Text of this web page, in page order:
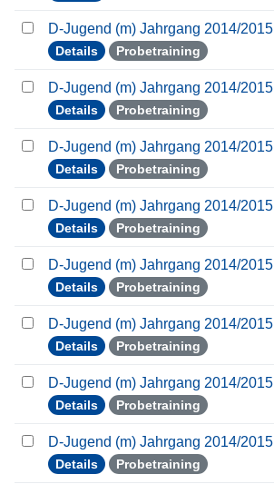
D-Jugend (m) Jahrgang 2014/2015
Details Probetraining
D-Jugend (m) Jahrgang 2014/2015
Details Probetraining
D-Jugend (m) Jahrgang 2014/2015
Details Probetraining
D-Jugend (m) Jahrgang 2014/2015
Details Probetraining
D-Jugend (m) Jahrgang 2014/2015
Details Probetraining
D-Jugend (m) Jahrgang 2014/2015
Details Probetraining
D-Jugend (m) Jahrgang 2014/2015
Details Probetraining
D-Jugend (m) Jahrgang 2014/2015
Details Probetraining